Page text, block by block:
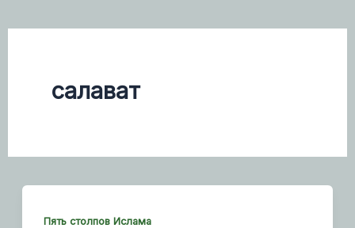
салават
Пять столпов Ислама